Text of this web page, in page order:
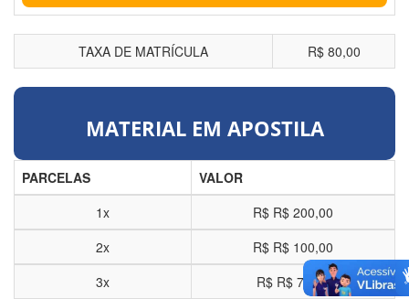
TAXA DE MATRÍCULA R$ 80,00
MATERIAL EM APOSTILA
PARCELAS
VALOR
1x
R$ R$ 200,00
2x
R$ R$ 100,00
3x
R$ R$ 70,00